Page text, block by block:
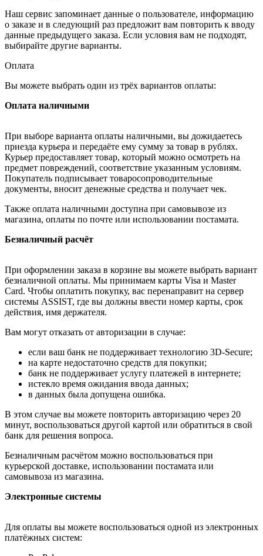
Наш сервис запоминает данные о пользователе, информацию
о заказе и в следующий раз предложит вам повторить к вводу
данные предыдущего заказа. Если условия вам не подходят,
выбирайте другие варианты.
Оплата
Вы можете выбрать один из трёх вариантов оплаты:
Оплата наличными
При выборе варианта оплаты наличными, вы дожидаетесь
приезда курьера и передаёте ему сумму за товар в рублях.
Курьер предоставляет товар, который можно осмотреть на
предмет повреждений, соответствие указанным условиям.
Покупатель подписывает товаросопроводительные
документы, вносит денежные средства и получает чек.
Также оплата наличными доступна при самовывозе из
магазина, оплаты по почте или использовании постамата.
Безналичный расчёт
При оформлении заказа в корзине вы можете выбрать вариант
безналичной оплаты. Мы принимаем карты Visa и Master
Card. Чтобы оплатить покупку, вас перенаправит на сервер
системы ASSIST, где вы должны ввести номер карты, срок
действия, имя держателя.
Вам могут отказать от авторизации в случае:
если ваш банк не поддерживает технологию 3D-Secure;
на карте недостаточно средств для покупки;
банк не поддерживает услугу платежей в интернете;
истекло время ожидания ввода данных;
в данных была допущена ошибка.
В этом случае вы можете повторить авторизацию через 20
минут, воспользоваться другой картой или обратиться в свой
банк для решения вопроса.
Безналичным расчётом можно воспользоваться при
курьерской доставке, использовании постамата или
самовывоза из магазина.
Электронные системы
Для оплаты вы можете воспользоваться одной из электронных
платёжных систем: